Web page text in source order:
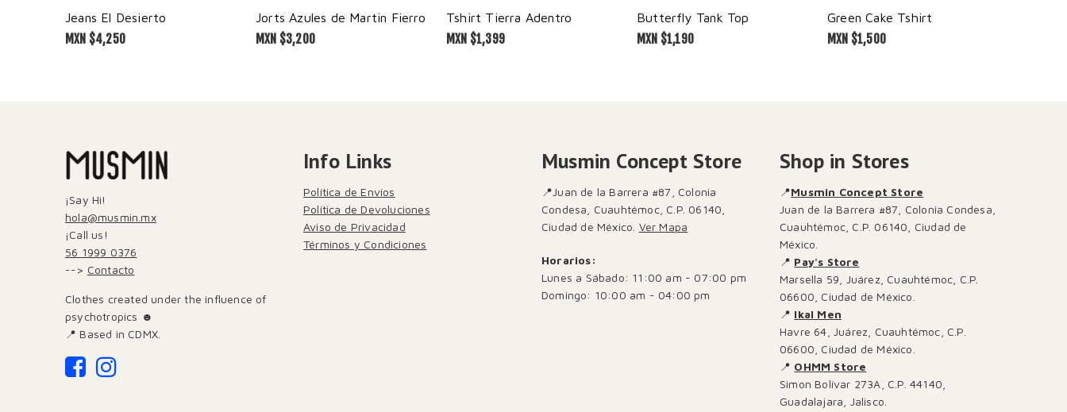
Jeans El Desierto
MXN $4,250
Jorts Azules de Martin Fierro
MXN $3,200
Tshirt Tierra Adentro
MXN $1,399
Butterfly Tank Top
MXN $1,190
Green Cake Tshirt
MXN $1,500
¡Say Hi!
hola@musmin.mx
¡Call us!
56 1999 0376
--> Contacto
Clothes created under the influence of
psychotropics ☻
📍 Based in CDMX.
Info Links
Política de Envíos
Política de Devoluciones
Aviso de Privacidad
Términos y Condiciones
Musmin Concept Store
📍Juan de la Barrera #87, Colonia
Condesa, Cuauhtémoc, C.P. 06140,
Ciudad de México. Ver Mapa
Horarios:
Lunes a Sábado: 11:00 am - 07:00 pm
Domingo: 10:00 am - 04:00 pm
Shop in Stores
📍Musmin Concept Store
Juan de la Barrera #87, Colonia Condesa,
Cuauhtémoc, C.P. 06140, Ciudad de
México.
📍 Pay's Store
Marsella 59, Juárez, Cuauhtémoc, C.P.
06600, Ciudad de México.
📍 Ikal Men
Havre 64, Juárez, Cuauhtémoc, C.P.
06600, Ciudad de México.
📍 OHMM Store
Simon Bolívar 273A, C.P. 44140,
Guadalajara, Jalisco.